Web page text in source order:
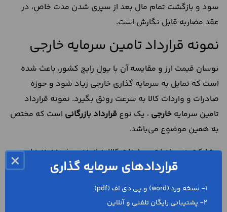
سود و بازگشت تمام مال بعد از سپری شدن مدت خاص، در
عقد مضاربه قابل نگارش است.
نمونه قرارداد تامین سرمایه خارجی
نوسان‌ قیمت ارز و مقایسه آن با پول رایج کشور، باعث شده
است که تمایل به سرمایه گذاری خارجی زیاد شود و حوزه
صادرات و واردات کالا به سرعت رونق بگیرد. نمونه قرارداد
تامین سرمایه خارجی ، یک نوع قرارداد بازرگانی است که مختص
به همین موضوع می‌باشد.
مشارکت در صادرات و واردات کالا، نیازمند صرف هزینه‌های
بالای نقل و انتقال کالا و پرداخت صورتحساب‌های اداری از قبیل
مالیات است. تعیین میزان مسئولیت هریک از طرف‌های
همكاري
، فقط به لطف نمونه قرارداد تامین سرمایه خارجی
× قراردادهای سرمایه گذاری
1- نسخه ورد (word) و پی دی اف (pdf)
2- پشتیبانی رایگان تلفنی و آنلاین